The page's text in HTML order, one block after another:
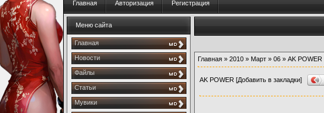
Главная Авторизация Регистрация
Меню сайта
Главная
Новости
Файлы
Статьи
Мувики
Главная » 2010 » Март » 06 » AK POWER
AK POWER [Добавить в закладки]